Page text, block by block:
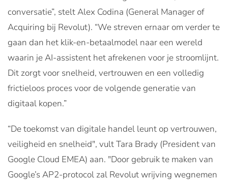
conversatie”, stelt Alex Codina (General Manager of
Acquiring bij Revolut). “We streven ernaar om verder te
gaan dan het klik-en-betaalmodel naar een wereld
waarin je AI-assistent het afrekenen voor je stroomlijnt.
Dit zorgt voor snelheid, vertrouwen en een volledig
frictieloos proces voor de volgende generatie van
digitaal kopen.”
“De toekomst van digitale handel leunt op vertrouwen,
veiligheid en snelheid", vult Tara Brady (President van
Google Cloud EMEA) aan. "Door gebruik te maken van
Google’s AP2-protocol zal Revolut wrijving wegnemen